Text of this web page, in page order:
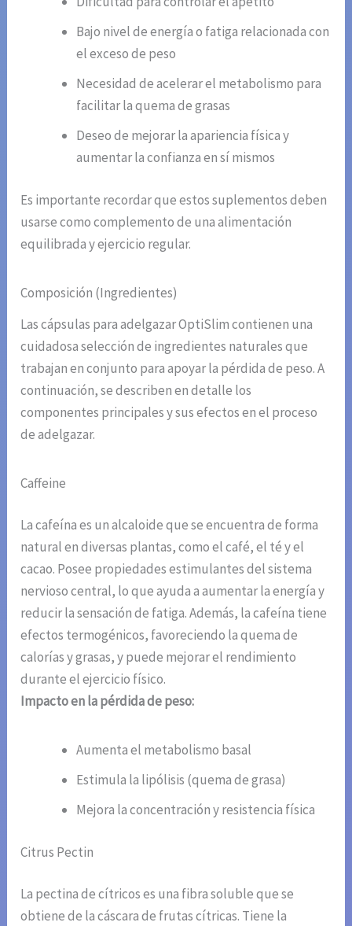
Bajo nivel de energía o fatiga relacionada con
el exceso de peso
Necesidad de acelerar el metabolismo para
facilitar la quema de grasas
Deseo de mejorar la apariencia física y
aumentar la confianza en sí mismos
Es importante recordar que estos suplementos deben
usarse como complemento de una alimentación
equilibrada y ejercicio regular.
Composición (Ingredientes)
Las cápsulas para adelgazar OptiSlim contienen una
cuidadosa selección de ingredientes naturales que
trabajan en conjunto para apoyar la pérdida de peso. A
continuación, se describen en detalle los
componentes principales y sus efectos en el proceso
de adelgazar.
Caffeine
La cafeína es un alcaloide que se encuentra de forma
natural en diversas plantas, como el café, el té y el
cacao. Posee propiedades estimulantes del sistema
nervioso central, lo que ayuda a aumentar la energía y
reducir la sensación de fatiga. Además, la cafeína tiene
efectos termogénicos, favoreciendo la quema de
calorías y grasas, y puede mejorar el rendimiento
durante el ejercicio físico.
Impacto en la pérdida de peso:
Aumenta el metabolismo basal
Estimula la lipólisis (quema de grasa)
Mejora la concentración y resistencia física
Citrus Pectin
La pectina de cítricos es una fibra soluble que se
obtiene de la cáscara de frutas cítricas. Tiene la